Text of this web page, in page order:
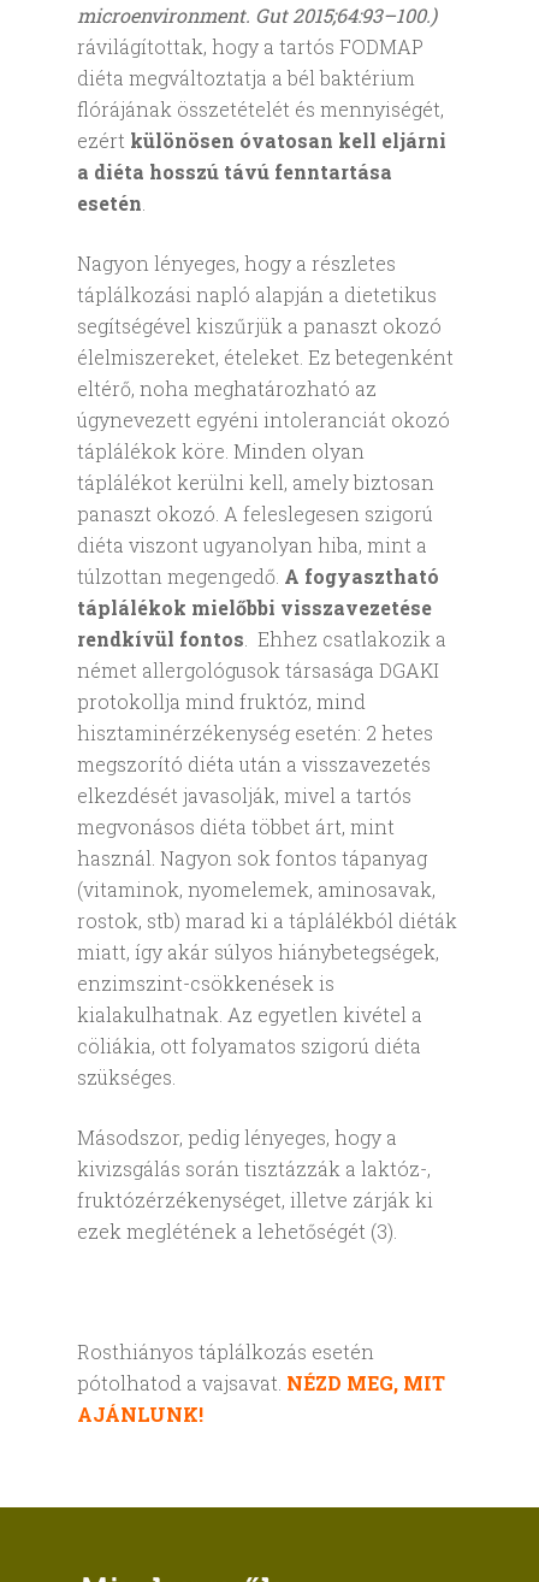
microenvironment. Gut 2015;64:93–100.)
rávilágítottak, hogy a tartós FODMAP
diéta megváltoztatja a bél baktérium
flórájának összetételét és mennyiségét,
ezért különösen óvatosan kell eljárni
a diéta hosszú távú fenntartása
esetén
Nagyon lényeges, hogy a részletes
táplálkozási napló alapján a dietetikus
segítségével kiszűrjük a panaszt okozó
élelmiszereket, ételeket. Ez betegenként
eltérő, noha meghatározható az
úgynevezett egyéni intoleranciát okozó
táplálékok köre. Minden olyan
táplálékot kerülni kell, amely biztosan
panaszt okozó. A feleslegesen szigorú
diéta viszont ugyanolyan hiba, mint a
túlzottan megengedő. A fogyasztható
táplálékok mielőbbi visszavezetése
rendkívül fontos . Ehhez csatlakozik a
német allergológusok társasága DGAKI
protokollja mind fruktóz, mind
hisztaminérzékenység esetén: 2 hetes
megszorító diéta után a visszavezetés
elkezdését javasolják, mivel a tartós
megvonásos diéta többet árt, mint
használ. Nagyon sok fontos tápanyag
(vitaminok, nyomelemek, aminosavak,
rostok, stb) marad ki a táplálékból diéták
miatt, így akár súlyos hiánybetegségek,
enzimszint-csökkenések is
kialakulhatnak. Az egyetlen kivétel a
cöliákia, ott folyamatos szigorú diéta
szükséges.
Másodszor, pedig lényeges, hogy a
kivizsgálás során tisztázzák a laktóz-,
fruktózérzékenységet, illetve zárják ki
ezek meglétének a lehetőségét (3).
Rosthiányos táplálkozás esetén
pótolhatod a vajsavat. NÉZD MEG, MIT
AJÁNLUNK!